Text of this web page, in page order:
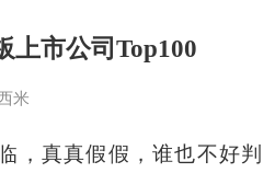
上市公司Top100
米
，真真假假，谁也不好判